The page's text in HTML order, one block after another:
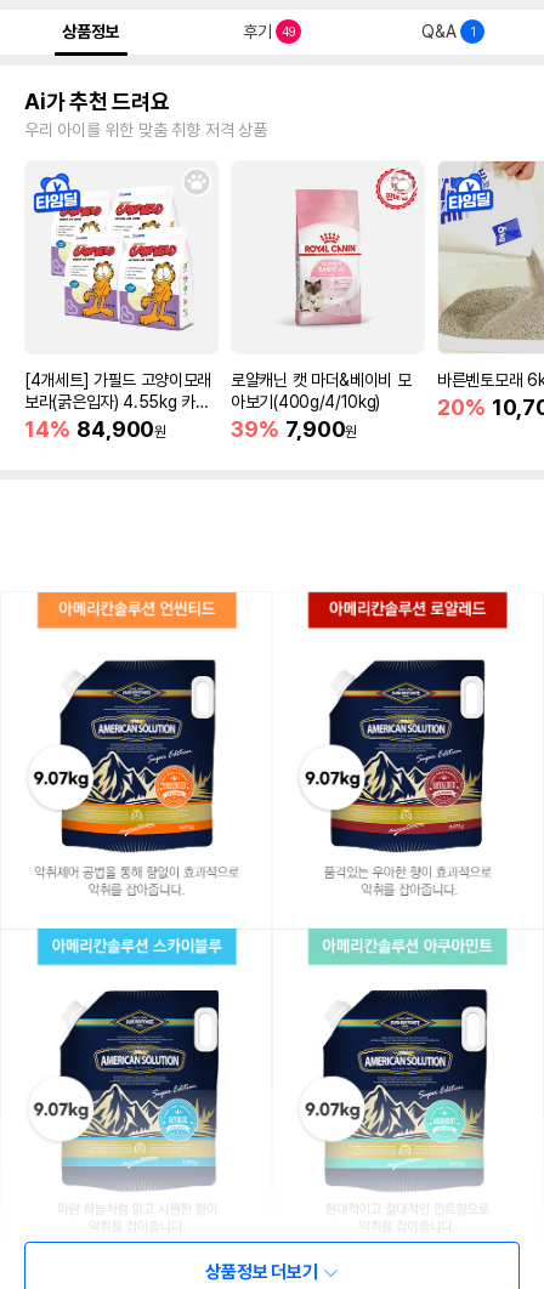
상품정보 후기 49 Q&A 1
Ai가 추천 드려요
우리 아이를 위한 맞춤 취향 저격 상품
[4개세트] 가필드 고양이모래
보라(굵은입자) 4.55kg 카사
바모래
14% 84,900원
로얄캐닌 캣 마더&베이비 모
아보기(400g/4/10kg)
39% 7,900원
바른벤토모래
20%
상품정보 더보기